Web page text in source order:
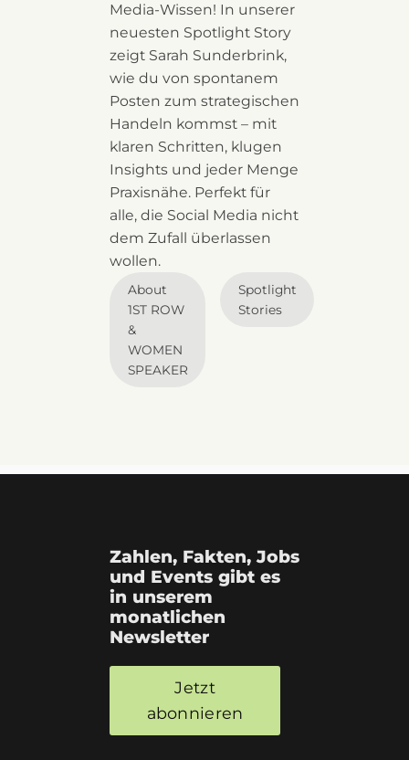
Media-Wissen! In unserer
neuesten Spotlight Story
zeigt Sarah Sunderbrink,
wie du von spontanem
Posten zum strategischen
Handeln kommst – mit
klaren Schritten, klugen
Insights und jeder Menge
Praxisnähe. Perfekt für
alle, die Social Media nicht
dem Zufall überlassen
wollen.
About
1ST ROW
&
WOMEN
SPEAKER
Spotlight
Stories
Zahlen, Fakten, Jobs
und Events gibt es
in unserem
monatlichen
Newsletter
Jetzt
abonnieren